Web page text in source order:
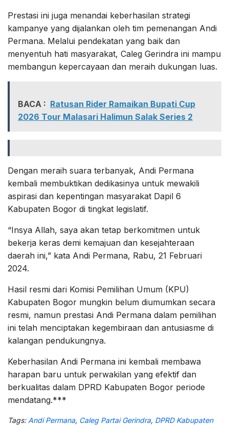
Prestasi ini juga menandai keberhasilan strategi
kampanye yang dijalankan oleh tim pemenangan Andi
Permana. Melalui pendekatan yang baik dan
menyentuh hati masyarakat, Caleg Gerindra ini mampu
membangun kepercayaan dan meraih dukungan luas.
BACA : Ratusan Rider Ramaikan Bupati Cup
2026 Tour Malasari Halimun Salak Series 2
Dengan meraih suara terbanyak, Andi Permana
kembali membuktikan dedikasinya untuk mewakili
aspirasi dan kepentingan masyarakat Dapil 6
Kabupaten Bogor di tingkat legislatif.
“Insya Allah, saya akan tetap berkomitmen untuk
bekerja keras demi kemajuan dan kesejahteraan
daerah ini,” kata Andi Permana, Rabu, 21 Februari
2024.
Hasil resmi dari Komisi Pemilihan Umum (KPU)
Kabupaten Bogor mungkin belum diumumkan secara
resmi, namun prestasi Andi Permana dalam pemilihan
ini telah menciptakan kegembiraan dan antusiasme di
kalangan pendukungnya.
Keberhasilan Andi Permana ini kembali membawa
harapan baru untuk perwakilan yang efektif dan
berkualitas dalam DPRD Kabupaten Bogor periode
mendatang.***
Tags: Andi Permana, Caleg Partai Gerindra, DPRD Kabupaten